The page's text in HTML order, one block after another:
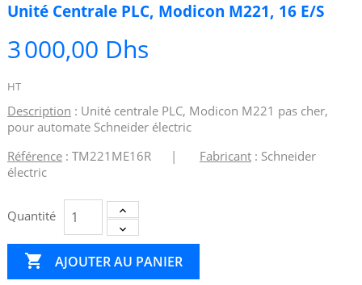
Unité Centrale PLC, Modicon M221, 16 E/S
3 000,00 Dhs
HT
Description : Unité centrale PLC, Modicon M221 pas cher,
pour automate Schneider électric
Référence : TM221ME16R | Fabricant : Schneider
électric
Quantité
 AJOUTER AU PANIER